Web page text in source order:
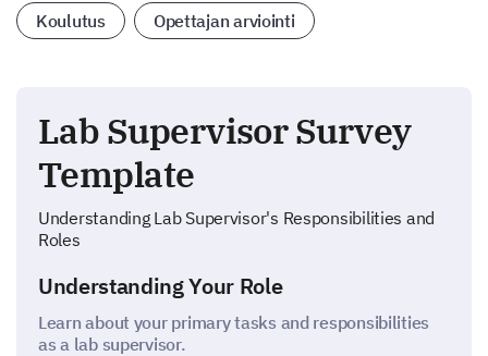
Koulutus Opettajan arviointi
Lab Supervisor Survey
Template
Understanding Lab Supervisor's Responsibilities and
Roles
Understanding Your Role
Learn about your primary tasks and responsibilities
as a lab supervisor.